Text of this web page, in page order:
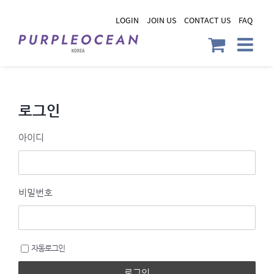
content
LOGIN JOIN US CONTACT US FAQ
로그인
아이디
비밀번호
자동로그인